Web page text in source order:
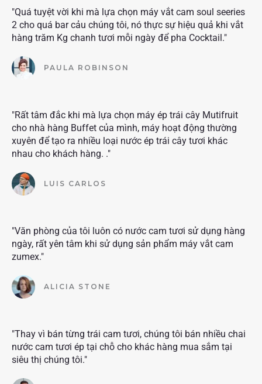
"Quá tuyệt vời khi mà lựa chọn máy vắt cam soul seeries
2 cho quá bar cảu chúng tôi, nó thực sự hiệu quả khi vắt
hàng trăm Kg chanh tươi mỗi ngày để pha Cocktail."
PAULA ROBINSON
"Rất tâm đắc khi mà lựa chọn máy ép trái cây Mutifruit
cho nhà hàng Buffet của mình, máy hoạt động thường
xuyên để tạo ra nhiều loại nước ép trái cây tươi khác
nhau cho khách hàng. ."
LUIS CARLOS
"Văn phòng của tôi luôn có nước cam tươi sử dụng hàng
ngày, rất yên tâm khi sử dụng sản phẩm máy vắt cam
zumex."
ALICIA STONE
"Thay vì bán từng trái cam tươi, chúng tôi bán nhiều chai
nước cam tươi ép tại chỗ cho khác hàng mua sắm tại
siêu thị chúng tôi."